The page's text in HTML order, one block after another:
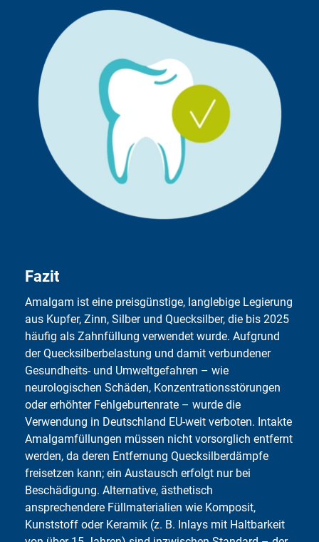
Fazit
Amalgam ist eine preisgüns­tige, lang­le­bige Legierung
aus Kupfer, Zinn, Silber und Quecksilber, die bis 2025
häufig als Zahnfüllung verwendet wurde. Aufgrund
der Quecksilber­belastung und damit verbundener
Gesundheits- und Umweltgefahren – wie
neurologischen Schäden, Konzentrationsstörungen
oder erhöhter Fehlgeburtenrate – wurde die
Verwendung in Deutschland EU-weit verboten. Intakte
Amal­gamfüllungen müssen nicht vorsorglich entfernt
werden, da deren Entfernung Quecksilberdämpfe
freisetzen kann; ein Austausch erfolgt nur bei
Beschädigung. Alternative, ästhetisch
ansprechendere Füllmaterialien wie Komposit,
Kunststoff oder Keramik (z. B. Inlays mit Haltbarkeit